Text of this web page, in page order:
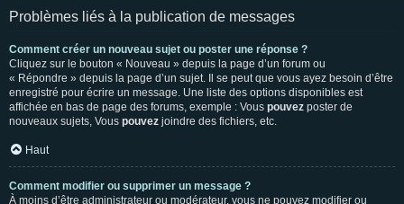
Problèmes liés à la publication de messages
Comment créer un nouveau sujet ou poster une réponse ?
Cliquez sur le bouton « Nouveau » depuis la page d’un forum ou
« Répondre » depuis la page d’un sujet. Il se peut que vous ayez besoin d’être
enregistré pour écrire un message. Une liste des options disponibles est
affichée en bas de page des forums, exemple : Vous pouvez poster de
nouveaux sujets, Vous pouvez joindre des fichiers, etc.
Haut
Comment modifier ou supprimer un message ?
À moins d’être administrateur ou modérateur, vous ne pouvez modifier ou